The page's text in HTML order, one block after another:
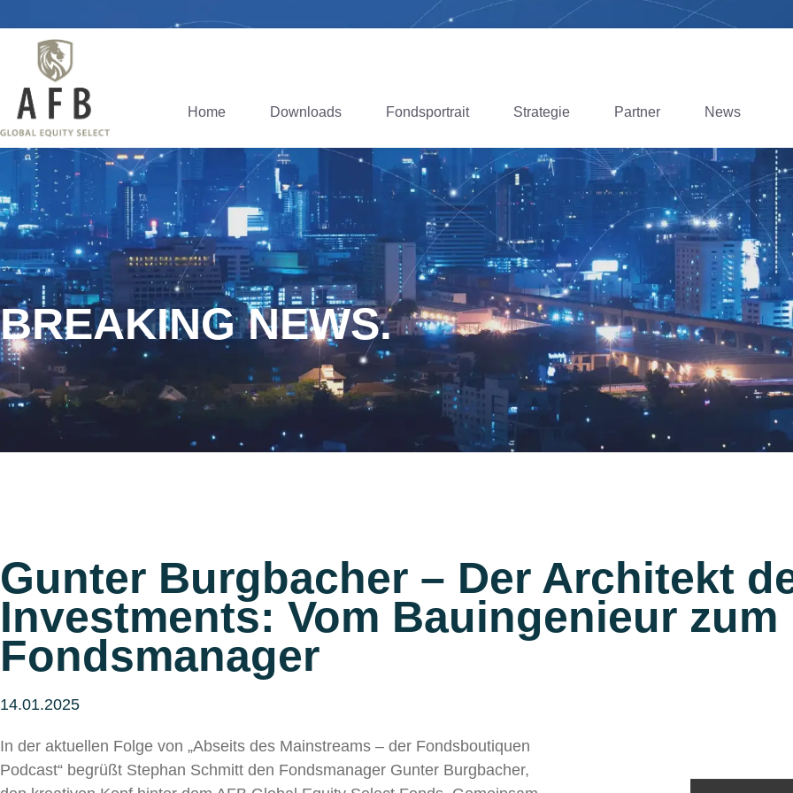
Home Downloads Fondsportrait Strategie Partner News
BREAKING NEWS.
Gunter Burgbacher – Der Architekt
Investments: Vom Bauingenieur zum
Fondsmanager
14.01.2025
In der aktuellen Folge von „Abseits des Mainstreams – der Fondsboutiquen
Podcast“ begrüßt Stephan Schmitt den Fondsmanager Gunter Burgbacher,